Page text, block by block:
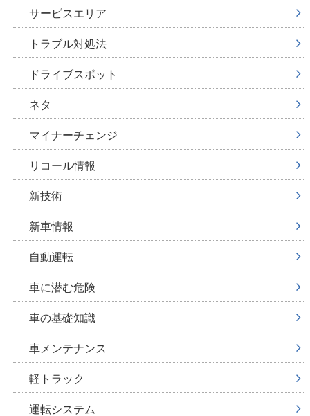
サービスエリア
トラブル対処法
ドライブスポット
ネタ
マイナーチェンジ
リコール情報
新技術
新車情報
自動運転
車に潜む危険
車の基礎知識
車メンテナンス
軽トラック
運転システム